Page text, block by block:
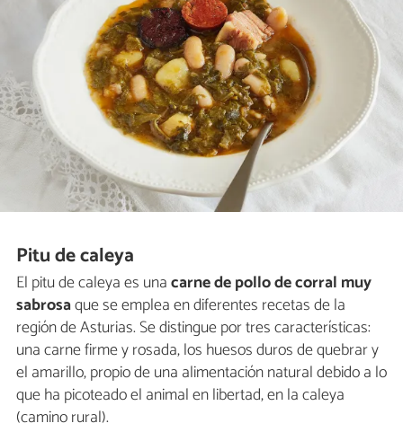
Pitu de caleya
El pitu de caleya es unacarne de pollo de corral muy
sabrosaque se emplea en diferentes recetas de la
región de Asturias. Se distingue por tres características:
una carne firme y rosada, los huesos duros de quebrar y
el amarillo, propio de una alimentación natural debido a lo
que ha picoteado el animal en libertad, en la caleya
(camino rural).